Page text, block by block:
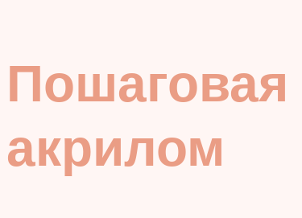
акрилом